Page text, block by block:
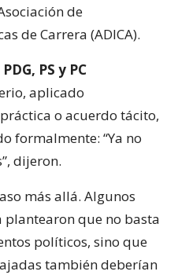
de
de Carrera (ADICA).
PS y PC
aplicado
o acuerdo tácito,
formalmente: “Ya no
dijeron.
más allá. Algunos
plantearon que no basta
políticos, sino que
también deberían